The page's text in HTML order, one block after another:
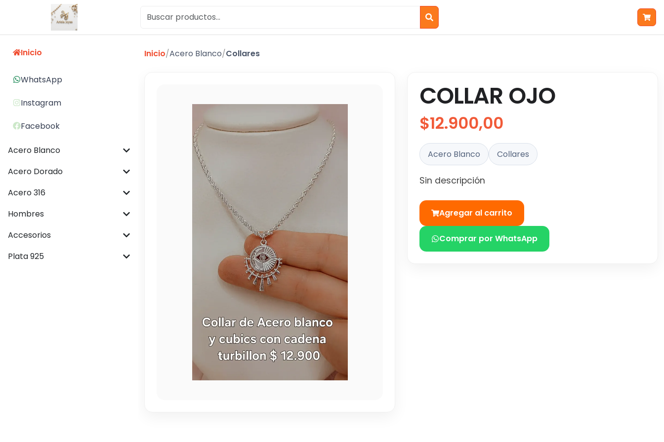
Inicio
WhatsApp
Instagram
Facebook
Acero Blanco
Acero Dorado
Acero 316
Hombres
Accesorios
Plata 925
Inicio/Acero Blanco/Collares
COLLAR OJO
$12.900,00
Acero Blanco Collares
Sin descripción
Agregar al carrito
Comprar por WhatsApp